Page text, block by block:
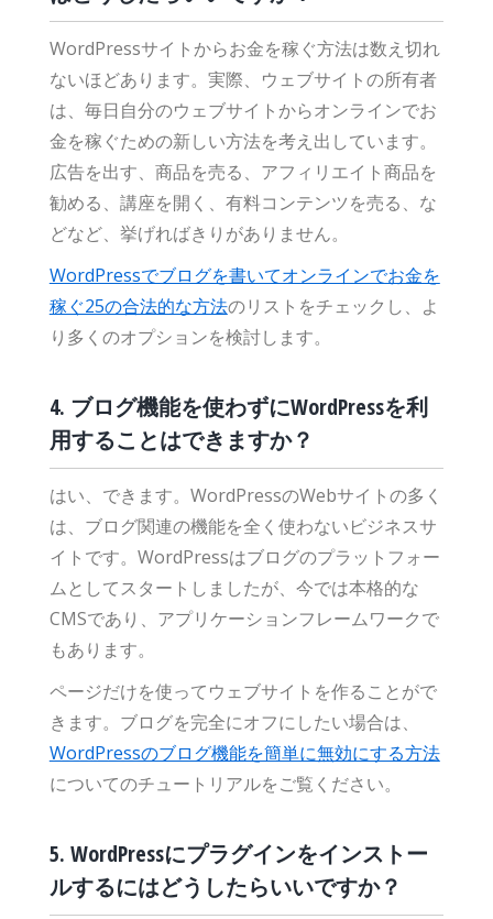
WordPressサイトからお金を稼ぐ方法は数え切れ
ないほどあります。実際、ウェブサイトの所有者
は、毎日自分のウェブサイトからオンラインでお
金を稼ぐための新しい方法を考え出しています。
広告を出す、商品を売る、アフィリエイト商品を
勧める、講座を開く、有料コンテンツを売る、な
どなど、挙げればきりがありません。
WordPressでブログを書いてオンラインでお金を
稼ぐ25の合法的な方法のリストをチェックし、よ
り多くのオプションを検討します。
4. ブログ機能を使わずにWordPressを利
用することはできますか？
はい、できます。WordPressのWebサイトの多く
は、ブログ関連の機能を全く使わないビジネスサ
イトです。WordPressはブログのプラットフォー
ムとしてスタートしましたが、今では本格的な
CMSであり、アプリケーションフレームワークで
もあります。
ページだけを使ってウェブサイトを作ることがで
きます。ブログを完全にオフにしたい場合は、
WordPressのブログ機能を簡単に無効にする方法
についてのチュートリアルをご覧ください。
5. WordPressにプラグインをインストー
ルするにはどうしたらいいですか？